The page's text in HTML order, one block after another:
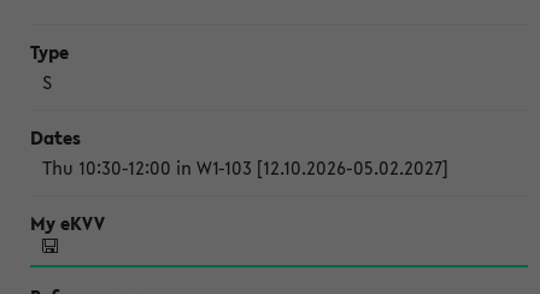
S
Thu 10:30-12:00 in W1-103 [12.10.2026-05.02.2027]